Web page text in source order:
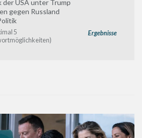
der USA unter Trump
gegen Russland
Ergebnisse
5